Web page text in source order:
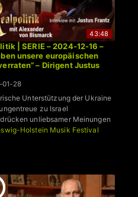
43:48
| SERIE – 2024-12-16 –
unsere europäischen
– Dirigent Justus
01-28
Unterstützung der Ukraine
zu Israel
unliebsamer Meinungen
Holstein Musik Festival